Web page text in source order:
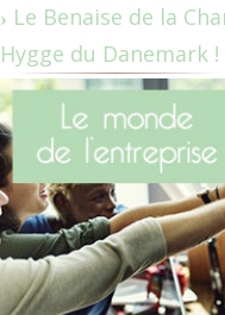
Le Benaise de la
Hygge du Danemark !